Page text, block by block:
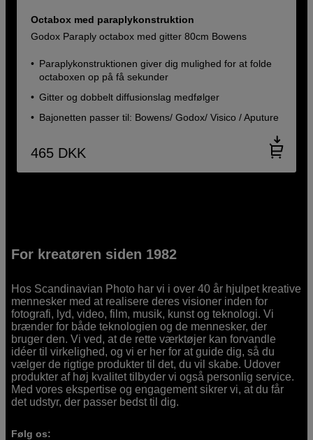
Octabox med paraplykonstruktion
Godox Paraply octabox med gitter 80cm Bowens
Paraplykonstruktionen giver dig mulighed for at folde
octaboxen op på få sekunder
Gitter og dobbelt diffusionslag medfølger
Bajonetten passer til: Bowens/ Godox/ Visico / Aputure
465 DKK
For kreatøren siden 1982
Hos Scandinavian Photo har vi i over 40 år hjulpet kreative
mennesker med at realisere deres visioner inden for
fotografi, lyd, video, film, musik, kunst og teknologi. Vi
brænder for både teknologien og de mennesker, der
bruger den. Vi ved, at de rette værktøjer kan forvandle
idéer til virkelighed, og vi er her for at guide dig, så du
vælger de rigtige produkter til det, du vil skabe. Udover
produkter af høj kvalitet tilbyder vi også personlig service.
Med vores ekspertise og engagement sikrer vi, at du får
det udstyr, der passer bedst til dig.
Følg os: